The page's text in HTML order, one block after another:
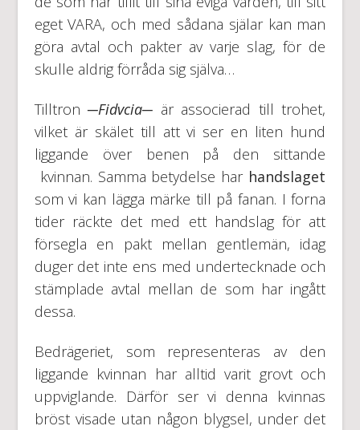
eget VARA, och med sådana själar kan man
göra avtal och pakter av varje slag, för de
skulle aldrig förråda sig själva…
Tilltron ─Fidvcia─ är associerad till trohet,
vilket är skälet till att vi ser en liten hund
liggande över benen på den sittande
kvinnan. Samma betydelse har handslaget
som vi kan lägga märke till på fanan. I forna
tider räckte det med ett handslag för att
försegla en pakt mellan gentlemän, idag
duger det inte ens med undertecknade och
stämplade avtal mellan de som har ingått
dessa.
Bedrägeriet, som representeras av den
liggande kvinnan har alltid varit grovt och
uppviglande. Därför ser vi denna kvinnas
bröst visade utan någon blygsel, under det